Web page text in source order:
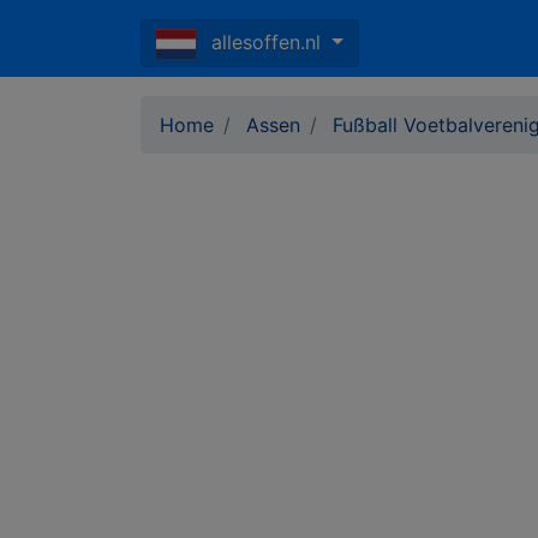
allesoffen.nl
Home Assen Fußball